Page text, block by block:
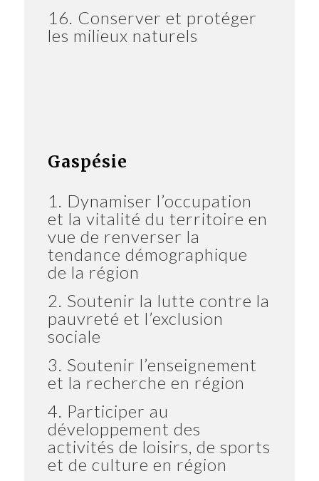
16. Conserver et protéger
les milieux naturels
Gaspésie
1. Dynamiser l’occupation
et la vitalité du territoire en
vue de renverser la
tendance démographique
de la région
2. Soutenir la lutte contre la
pauvreté et l’exclusion
sociale
3. Soutenir l’enseignement
et la recherche en région
4. Participer au
développement des
activités de loisirs, de sports
et de culture en région